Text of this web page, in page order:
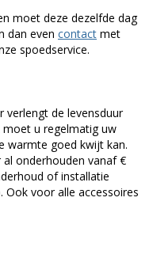
moet deze dezelfde dag
dan even contact met
spoedservice.
verlengt de levensduur
u regelmatig uw
warmte goed kwijt kan.
onderhouden vanaf €
of installatie
Ook voor alle accessoires